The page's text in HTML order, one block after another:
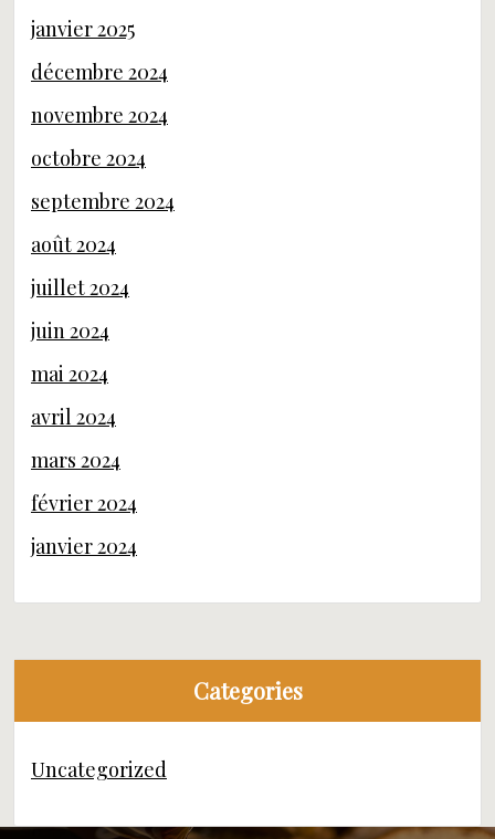
janvier 2025
décembre 2024
novembre 2024
octobre 2024
septembre 2024
août 2024
juillet 2024
juin 2024
mai 2024
avril 2024
mars 2024
février 2024
janvier 2024
Categories
Uncategorized